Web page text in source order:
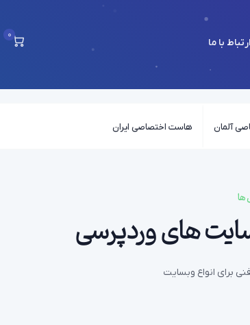
ارتباط با ما
0
شما هیچ اطلاعیه در حال حاضر ندارید.هاست اختصاصی ایران آلمان
ها
های وردپرسی
برای انواع وبسایت